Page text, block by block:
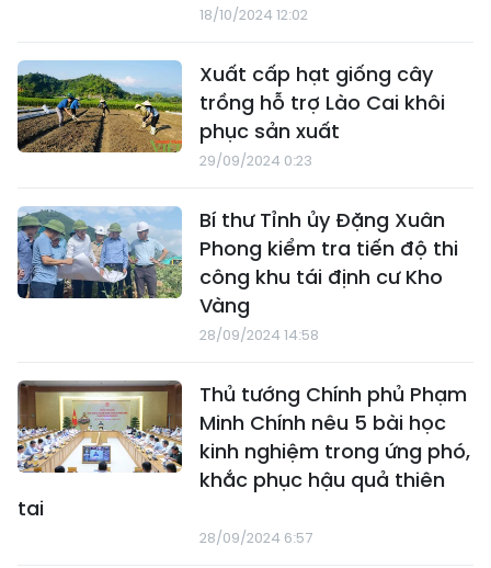
18/10/2024 12:02
Xuất cấp hạt giống cây
trồng hỗ trợ Lào Cai khôi
phục sản xuất
29/09/2024 0:23
Bí thư Tỉnh ủy Đặng Xuân
Phong kiểm tra tiến độ thi
công khu tái định cư Kho
Vàng
28/09/2024 14:58
Thủ tướng Chính phủ Phạm
Minh Chính nêu 5 bài học
kinh nghiệm trong ứng phó,
khắc phục hậu quả thiên
tai
28/09/2024 6:57